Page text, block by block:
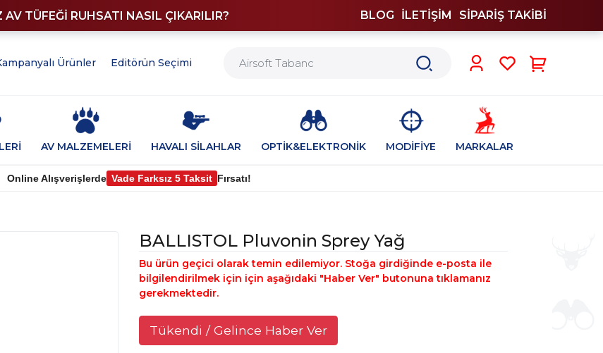
AV TÜFEĞİ RUHSATI NASIL ÇIKARILIR? BLOG İLETİŞİM SİPARİŞ TAKİBİ
Ürünler Editörün Seçimi
AV MALZEMELERİ HAVALI SİLAHLAR OPTİK&ELEKTRONİK MODİFİYE MARKALAR
Online Alışverişlerde Vade Farksız 5 Taksit Fırsatı!
BALLISTOL Pluvonin Sprey Yağ
Bu ürün geçici olarak temin edilemiyor. Stoğa girdiğinde e-posta ile
bilgilendirilmek için için aşağıdaki "Haber Ver" butonuna tıklamanız
gerekmektedir.
Tükendi / Gelince Haber Ver